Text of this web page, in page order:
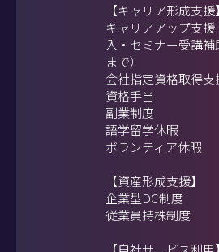
【キャリア形成支援】
キャリアアップ支
入・セミナー受講
まで）
会社指定資格取得支
資格手当
副業制度
語学留学休暇
ボランティア休暇
【資産形成支援】
企業型DC制度
従業員持株制度